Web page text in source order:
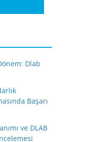
Dlab
Başarı
ve DLAB